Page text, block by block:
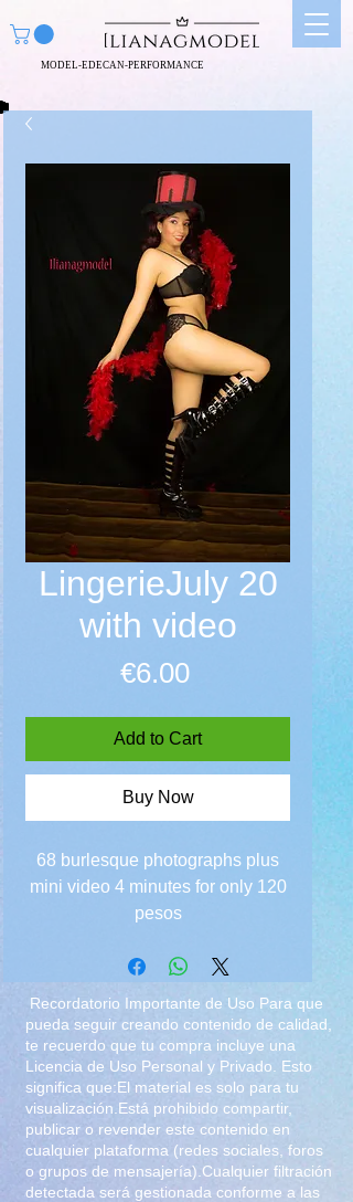
MODEL-EDECAN-PERFORMANCE
LingerieJuly 20
with video
€6.00Price
Add to Cart
Buy Now
68 burlesque photographs plus
mini video 4 minutes for only 120
pesos
Recordatorio Importante de Uso Para que
pueda seguir creando contenido de calidad,
te recuerdo que tu compra incluye una
Licencia de Uso Personal y Privado. Esto
significa que:El material es solo para tu
visualización.Está prohibido compartir,
publicar o revender este contenido en
cualquier plataforma (redes sociales, foros
o grupos de mensajería).Cualquier filtración
detectada será gestionada conforme a las